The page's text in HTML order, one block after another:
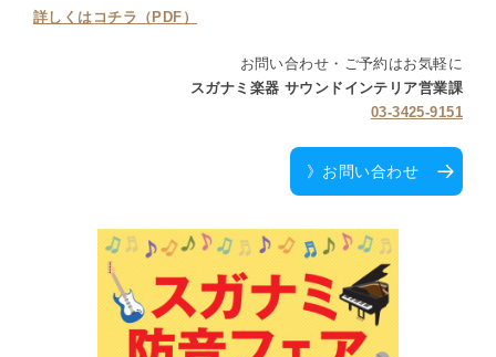
詳しくはコチラ（PDF）
お問い合わせ・ご予約はお気軽に
スガナミ楽器 サウンドインテリア営業課
03-3425-9151
》お問い合わせ